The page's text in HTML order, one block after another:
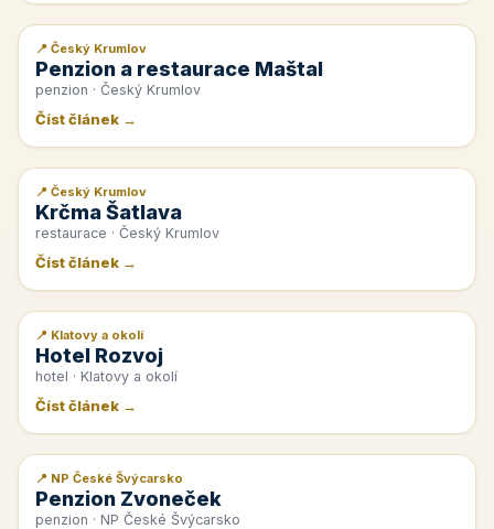
📰 PR článek
📍 Český Krumlov
Penzion a restaurace Maštal
penzion · Český Krumlov
Číst článek →
📰 PR článek
📍 Český Krumlov
Krčma Šatlava
restaurace · Český Krumlov
Číst článek →
📰 PR článek
📍 Klatovy a okolí
Hotel Rozvoj
hotel · Klatovy a okolí
Číst článek →
📰 PR článek
📍 NP České Švýcarsko
Penzion Zvoneček
penzion · NP České Švýcarsko